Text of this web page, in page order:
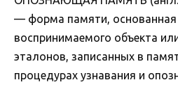
— форма памяти, основанная
воспринимаемого объекта
эталонов, записанных в
процедурах узнавания и